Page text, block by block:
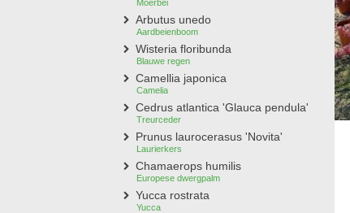
Moerbei
Arbutus unedo
Aardbeienboom
Wisteria floribunda
Blauwe regen
Camellia japonica
Camelia
Cedrus atlantica 'Glauca pendula'
Treurceder
Prunus laurocerasus 'Novita'
Laurierkers
Chamaerops humilis
Europese dwergpalm
Yucca rostrata
Yucca